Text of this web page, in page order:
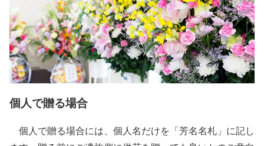
個人で贈る場合
個人で贈る場合には、個人名だけを「芳名名札」に記し